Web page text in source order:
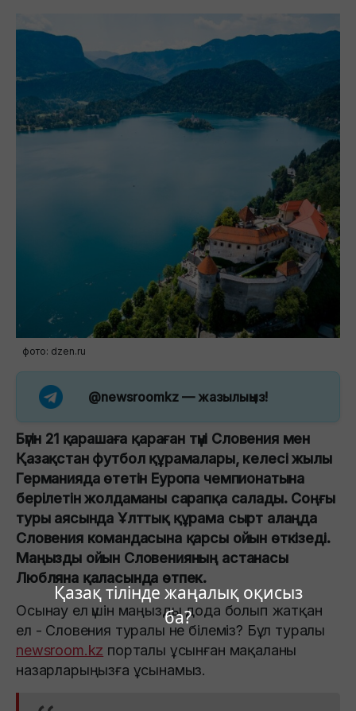
Қазақ тілінде жаңалық оқисыз
ба?
фото: dzen.ru
@newsroomkz — жазылыңыз!
Бүгін 21 қарашаға қараған түні Словения мен
Қазақстан футбол құрамалары, келесі жылы
Германияда өтетін Еуропа чемпионатына
берілетін жолдаманы сарапқа салады. Соңғы
туры аясында Ұлттық құрама сырт алаңда
Словения командасына қарсы ойын өткізеді.
Маңызды ойын Словенияның астанасы
Любляна қаласында өтпек.
Осынау ел үшін маңызды дода болып жатқан
ел - Словения туралы не білеміз? Бұл туралы
newsroom.kz порталы ұсынған мақаланы
назарларыңызға ұсынамыз.